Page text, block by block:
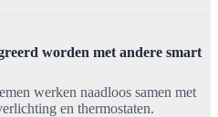
worden met andere smart
werken naadloos samen met
en thermostaten.